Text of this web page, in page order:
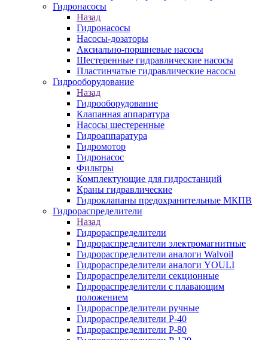
Гидронасосы
Назад
Гидронасосы
Насосы-дозаторы
Аксиально-поршневые насосы
Шестеренные гидравлические насосы
Пластинчатые гидравлические насосы
Гидрооборудование
Назад
Гидрооборудование
Клапанная аппаратура
Насосы шестеренные
Гидроаппаратура
Гидромотор
Гидронасос
Фильтры
Комплектующие для гидростанций
Краны гидравлические
Гидроклапаны предохранительные МКПВ
Гидрораспределители
Назад
Гидрораспределители
Гидрораспределители электромагнитные
Гидрораспределители аналоги Walvoil
Гидрораспределители аналоги YOULI
Гидрораспределители секционные
Гидрораспределители с плавающим
положением
Гидрораспределители ручные
Гидрораспределители Р-40
Гидрораспределители Р-80